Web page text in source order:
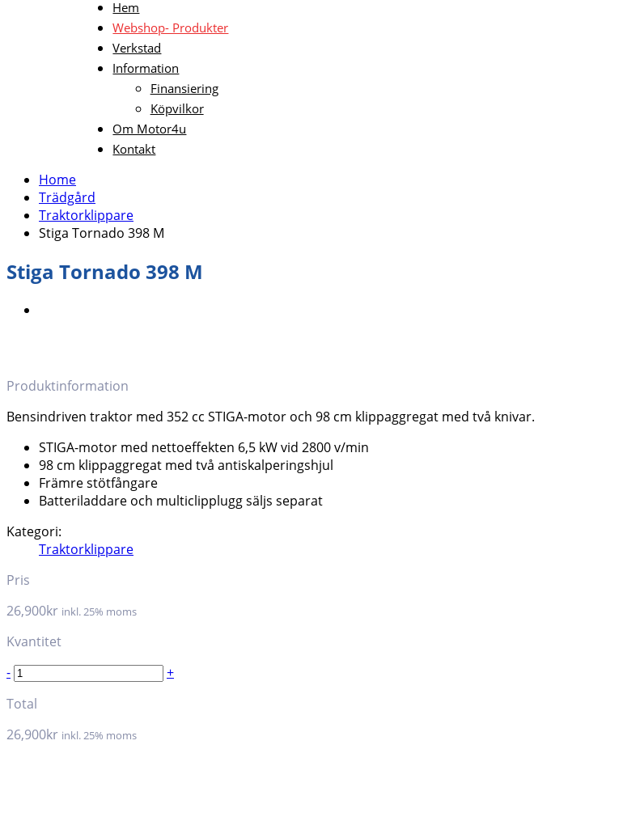
Hem
Webshop- Produkter
Verkstad
Information
Finansiering
Köpvilkor
Om Motor4u
Kontakt
Home
Trädgård
Traktorklippare
Stiga Tornado 398 M
Stiga Tornado 398 M
Produktinformation
Bensindriven traktor med 352 cc STIGA-motor och 98 cm klippaggregat med två knivar.
STIGA-motor med nettoeffekten 6,5 kW vid 2800 v/min
98 cm klippaggregat med två antiskalperingshjul
Främre stötfångare
Batteriladdare och multiclipplugg säljs separat
Kategori:
Traktorklippare
Pris
26,900kr inkl. 25% moms
Kvantitet
-
+
Total
26,900kr inkl. 25% moms